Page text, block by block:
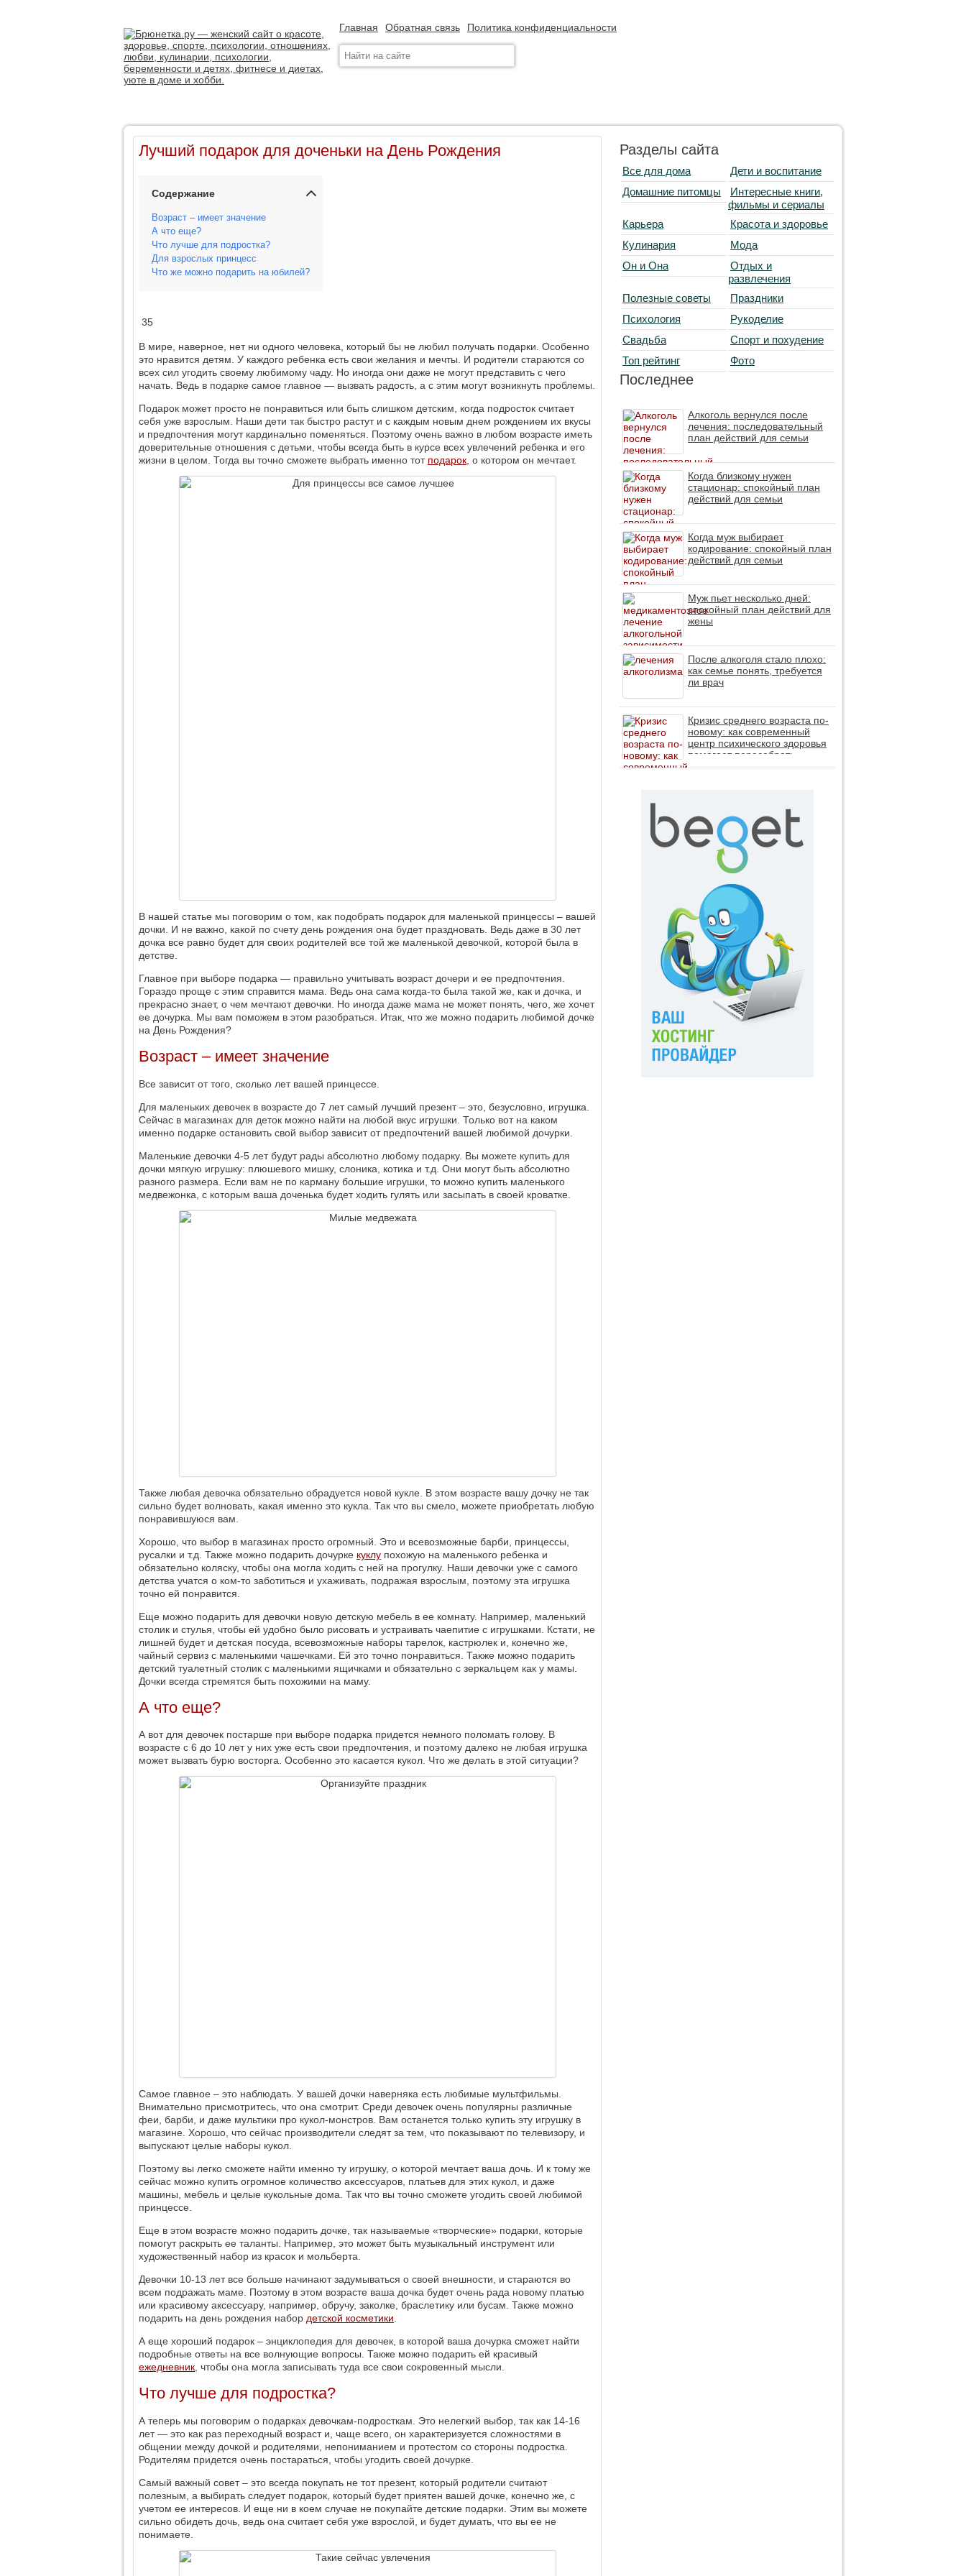
Главная Обратная связь Политика конфиденциальности
Лучший подарок для доченьки на День Рождения
Содержание
Возраст – имеет значение
А что еще?
Что лучше для подростка?
Для взрослых принцесс
Что же можно подарить на юбилей?
35
В мире, наверное, нет ни одного человека, который бы не любил получать подарки. Особенно
это нравится детям. У каждого ребенка есть свои желания и мечты. И родители стараются со
всех сил угодить своему любимому чаду. Но иногда они даже не могут представить с чего
начать. Ведь в подарке самое главное — вызвать радость, а с этим могут возникнуть проблемы.
Подарок может просто не понравиться или быть слишком детским, когда подросток считает
себя уже взрослым. Наши дети так быстро растут и с каждым новым днем рождением их вкусы
и предпочтения могут кардинально поменяться. Поэтому очень важно в любом возрасте иметь
доверительные отношения с детьми, чтобы всегда быть в курсе всех увлечений ребенка и его
жизни в целом. Тогда вы точно сможете выбрать именно тот подарок , о котором он мечтает.
В нашей статье мы поговорим о том, как подобрать подарок для маленькой принцессы – вашей
дочки. И не важно, какой по счету день рождения она будет праздновать. Ведь даже в 30 лет
дочка все равно будет для своих родителей все той же маленькой девочкой, которой была в
детстве.
Главное при выборе подарка — правильно учитывать возраст дочери и ее предпочтения.
Гораздо проще с этим справится мама. Ведь она сама когда-то была такой же, как и дочка, и
прекрасно знает, о чем мечтают девочки. Но иногда даже мама не может понять, чего, же хочет
ее дочурка. Мы вам поможем в этом разобраться. Итак, что же можно подарить любимой дочке
на День Рождения?
Возраст – имеет значение
Все зависит от того, сколько лет вашей принцессе.
Для маленьких девочек в возрасте до 7 лет самый лучший презент – это, безусловно, игрушка.
Сейчас в магазинах для деток можно найти на любой вкус игрушки. Только вот на каком
именно подарке остановить свой выбор зависит от предпочтений вашей любимой дочурки.
Маленькие девочки 4-5 лет будут рады абсолютно любому подарку. Вы можете купить для
дочки мягкую игрушку: плюшевого мишку, слоника, котика и т.д. Они могут быть абсолютно
разного размера. Если вам не по карману большие игрушки, то можно купить маленького
медвежонка, с которым ваша доченька будет ходить гулять или засыпать в своей кроватке.
Также любая девочка обязательно обрадуется новой кукле. В этом возрасте вашу дочку не так
сильно будет волновать, какая именно это кукла. Так что вы смело, можете приобретать любую
понравившуюся вам.
Хорошо, что выбор в магазинах просто огромный. Это и всевозможные барби, принцессы,
русалки и т.д. Также можно подарить дочурке куклу похожую на маленького ребенка и
обязательно коляску, чтобы она могла ходить с ней на прогулку. Наши девочки уже с самого
детства учатся о ком-то заботиться и ухаживать, подражая взрослым, поэтому эта игрушка
точно ей понравится.
Еще можно подарить для девочки новую детскую мебель в ее комнату. Например, маленький
столик и стулья, чтобы ей удобно было рисовать и устраивать чаепитие с игрушками. Кстати, не
лишней будет и детская посуда, всевозможные наборы тарелок, кастрюлек и, конечно же,
чайный сервиз с маленькими чашечками. Ей это точно понравиться. Также можно подарить
детский туалетный столик с маленькими ящичками и обязательно с зеркальцем как у мамы.
Дочки всегда стремятся быть похожими на маму.
А что еще?
А вот для девочек постарше при выборе подарка придется немного поломать голову. В
возрасте с 6 до 10 лет у них уже есть свои предпочтения, и поэтому далеко не любая игрушка
может вызвать бурю восторга. Особенно это касается кукол. Что же делать в этой ситуации?
Самое главное – это наблюдать. У вашей дочки наверняка есть любимые мультфильмы.
Внимательно присмотритесь, что она смотрит. Среди девочек очень популярны различные
феи, барби, и даже мультики про кукол-монстров. Вам останется только купить эту игрушку в
магазине. Хорошо, что сейчас производители следят за тем, что показывают по телевизору, и
выпускают целые наборы кукол.
Поэтому вы легко сможете найти именно ту игрушку, о которой мечтает ваша дочь. И к тому же
сейчас можно купить огромное количество аксессуаров, платьев для этих кукол, и даже
машины, мебель и целые кукольные дома. Так что вы точно сможете угодить своей любимой
принцессе.
Еще в этом возрасте можно подарить дочке, так называемые «творческие» подарки, которые
помогут раскрыть ее таланты. Например, это может быть музыкальный инструмент или
художественный набор из красок и мольберта.
Девочки 10-13 лет все больше начинают задумываться о своей внешности, и стараются во
всем подражать маме. Поэтому в этом возрасте ваша дочка будет очень рада новому платью
или красивому аксессуару, например, обручу, заколке, браслетику или бусам. Также можно
подарить на день рождения набор детской косметики
А еще хороший подарок – энциклопедия для девочек, в которой ваша дочурка сможет найти
подробные ответы на все волнующие вопросы. Также можно подарить ей красивый
ежедневник , чтобы она могла записывать туда все свои сокровенный мысли.
Что лучше для подростка?
А теперь мы поговорим о подарках девочкам-подросткам. Это нелегкий выбор, так как 14-16
лет — это как раз переходный возраст и, чаще всего, он характеризуется сложностями в
общении между дочкой и родителями, непониманием и протестом со стороны подростка.
Родителям придется очень постараться, чтобы угодить своей дочурке.
Самый важный совет – это всегда покупать не тот презент, который родители считают
полезным, а выбирать следует подарок, который будет приятен вашей дочке, конечно же, с
учетом ее интересов. И еще ни в коем случае не покупайте детские подарки. Этим вы можете
сильно обидеть дочь, ведь она считает себя уже взрослой, и будет думать, что вы ее не
понимаете.
Разделы сайта
Все для дома
Дети и воспитание
Домашние питомцы
Интересные книги,
фильмы и сериалы
Карьера
Красота и здоровье
Кулинария
Мода
Он и Она
Отдых и
развлечения
Полезные советы
Праздники
Психология
Рукоделие
Свадьба
Спорт и похудение
Топ рейтинг
Фото
Последнее
Алкоголь вернулся после
лечения: последовательный
план действий для семьи
Когда близкому нужен
стационар: спокойный план
действий для семьи
Когда муж выбирает
кодирование: спокойный план
действий для семьи
Муж пьет несколько дней:
спокойный план действий для
жены
После алкоголя стало плохо:
как семье понять, требуется
ли врач
Кризис среднего возраста по-
новому: как современный
центр психического здоровья
помогает пересобрать
личность без таблеток (методы